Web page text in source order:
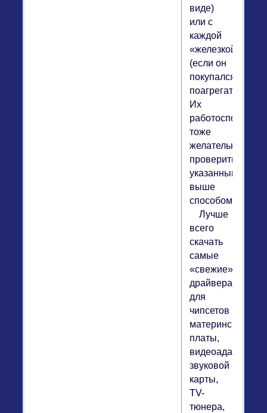
виде)
или с
каждой
«железкой»
(если он
покупался
поагрегатно).
Их
тоже
желательно
проверить
указанным
выше
способом.
Лучше
всего
скачать
самые
«свежие»
драйвера
для
чипсетов
материнской
платы,
видеоадаптера,
звуковой
карты,
TV-
тюнера,